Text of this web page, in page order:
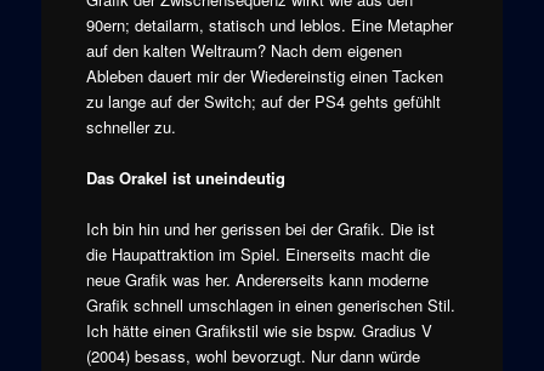
90ern; detailarm, statisch und leblos. Eine Metapher
auf den kalten Weltraum? Nach dem eigenen
Ableben dauert mir der Wiedereinstig einen Tacken
zu lange auf der Switch; auf der PS4 gehts gefühlt
schneller zu.
Das Orakel ist uneindeutig
Ich bin hin und her gerissen bei der Grafik. Die ist
die Haupattraktion im Spiel. Einerseits macht die
neue Grafik was her. Andererseits kann moderne
Grafik schnell umschlagen in einen generischen Stil.
Ich hätte einen Grafikstil wie sie bspw. Gradius V
(2004) besass, wohl bevorzugt. Nur dann würde